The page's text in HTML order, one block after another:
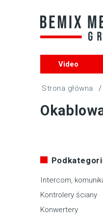
Video
/
Intercom,
Kontrolery ściany
Konwertery